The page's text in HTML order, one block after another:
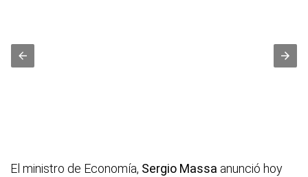
El ministro de Economía, Sergio Massa anunció hoy